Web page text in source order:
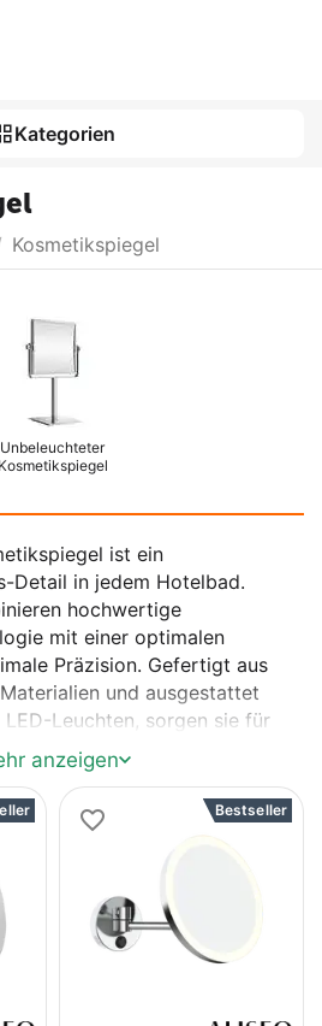
Kategorien
Kosmetikspiegel
Unbeleuchteter
Kosmetikspiegel
ist ein
Detail in jedem Hotelbad.
hochwertige
mit einer optimalen
Präzision. Gefertigt aus
und ausgestattet
Leuchten, sorgen sie für
komfortables Pflegeerlebnis.
LEDs sind austauschbar, was
verlängert, sondern auch
leistet.
Kosmetikspiegel überzeugen
präzise
Design. Sie sind die
jedes Hotelbad und bieten
anzeigen
Bestseller